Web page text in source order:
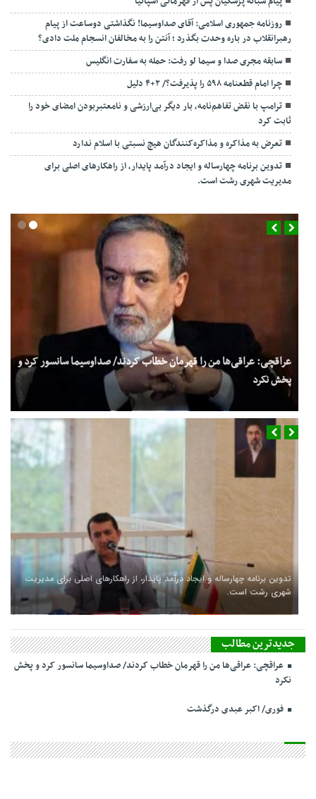
روزنامه جمهوری اسلامی: آقای صداوسیما! نگذاشتی دوساعت از پیام
رهبرانقلاب در باره وحدت بگذرد ؛ آنتن را به مخالفان انسجام ملت دادی؟
سابقه مجری صدا و سیما لو رفت: حمله به سفارت انگلیس
چرا امام قطعنامه ۵۹۸ را پذیرفت؟/ ۲+۴ دلیل
ترامپ با نقض تفاهم‌نامه، بار دیگر بی‌ارزشی و نامعتبربودن امضای خود را
ثابت کرد
تعرض به مذاکره و مذاکره‌کنندگان هیچ نسبتی با اسلام ندارد
تدوین برنامه چهارساله و ایجاد درآمد پایدار، از راهکارهای اصلی برای
مدیریت شهری رشت است.
عراقچی: عراقی‌ها من را قهرمان خطاب کردند/ صداوسیما سانسور کرد و
پخش نکرد
تدوین برنامه چهارساله و ایجاد درآمد پایدار، از راهکارهای اصلی برای مدیریت
شهری رشت است.
جدیدترین مطالب
عراقچی: عراقی‌ها من را قهرمان خطاب کردند/ صداوسیما سانسور کرد و پخش
نکرد
فوری/ اکبر عبدی درگذشت